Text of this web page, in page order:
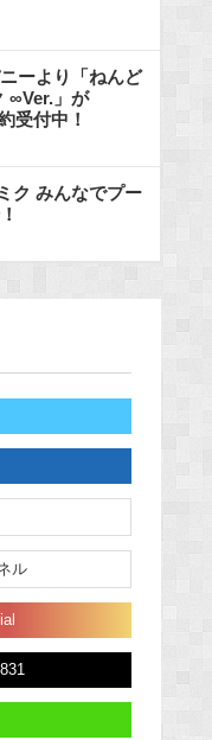
ーより「ねんど
∞Ver.」が
受付中！
ク みんなでプー
ル